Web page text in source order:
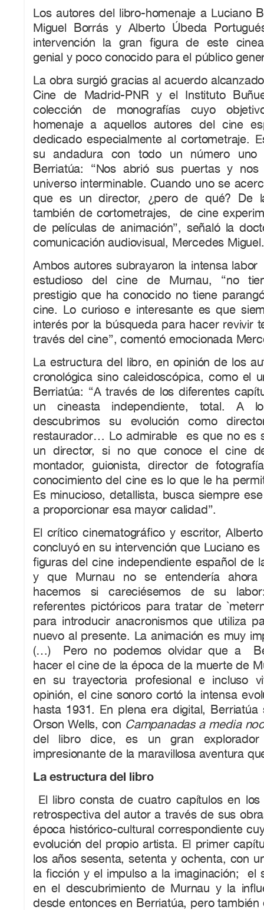
Los autores del libro-homenaje a Luciano
Miguel Borrás y Alberto Úbeda
intervención la gran figura de este
genial y poco conocido para el público
La obra surgió gracias al acuerdo
Cine de Madrid-PNR y el Instituto
colección de monografías cuyo
homenaje a aquellos autores del cine
dedicado especialmente al cortometraje.
su andadura con todo un número uno
Berriatúa: “Nos abrió sus puertas y
universo interminable. Cuando uno se
que es un director, ¿pero de qué? De
también de cortometrajes, de cine
de películas de animación”, señaló la
comunicación audiovisual, Mercedes Miguel.
Ambos autores subrayaron la intensa
estudioso del cine de Murnau, “no
prestigio que ha conocido no tiene
cine. Lo curioso e interesante es que
interés por la búsqueda para hacer revivir
través del cine”, comentó emocionada
La estructura del libro, en opinión de los
cronológica sino caleidoscópica, como el
Berriatúa: “A través de los diferentes
un cineasta independiente, total. A
descubrimos su evolución como
restaurador… Lo admirable es que no es
un director, si no que conoce el cine
montador, guionista, director de
conocimiento del cine es lo que le ha
Es minucioso, detallista, busca siempre
a proporcionar esa mayor calidad”.
El crítico cinematográfico y escritor,
concluyó en su intervención que Luciano
figuras del cine independiente español de
y que Murnau no se entendería
hacemos si careciésemos de su
referentes pictóricos para tratar de
para introducir anacronismos que utiliza
nuevo al presente. La animación es muy
(…) Pero no podemos olvidar que a
hacer el cine de la época de la muerte de
en su trayectoria profesional e incluso
opinión, el cine sonoro cortó la intensa
hasta 1931. En plena era digital, Berriatúa
Orson Wells, con Campanadas a media
del libro dice, es un gran
impresionante de la maravillosa aventura
La estructura del libro
El libro consta de cuatro capítulos en
retrospectiva del autor a través de sus
época histórico-cultural correspondiente
evolución del propio artista. El primer
los años sesenta, setenta y ochenta, con
la ficción y el impulso a la imaginación; el
en el descubrimiento de Murnau y la
desde entonces en Berriatúa, pero